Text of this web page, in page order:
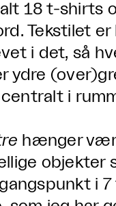
18 t-shirts
Tekstilet
i det, så
ydre
i
hænger
objekter
i 7